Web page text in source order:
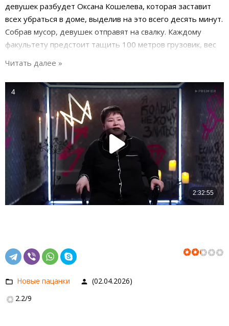
девушек разбудет Оксана Кошелева, которая заставит
всех убраться в доме, выделив на это всего десять минут.
Собрав мусор, девушек отправят на свалку. Каждому
факультету предстоит тащить 100 метров грузовик, вес
справятся с этим заданием быстрее остальных, получат
возможность сходить на картинг.
Новые пацанки
(02.04.2026)
2.2/9